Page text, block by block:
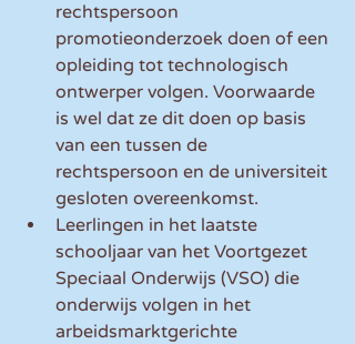
rechtspersoon
promotieonderzoek doen of een
opleiding tot technologisch
ontwerper volgen. Voorwaarde
is wel dat ze dit doen op basis
van een tussen de
rechtspersoon en de universiteit
gesloten overeenkomst.
Leerlingen in het laatste
schooljaar van het Voortgezet
Speciaal Onderwijs (VSO) die
onderwijs volgen in het
arbeidsmarktgerichte